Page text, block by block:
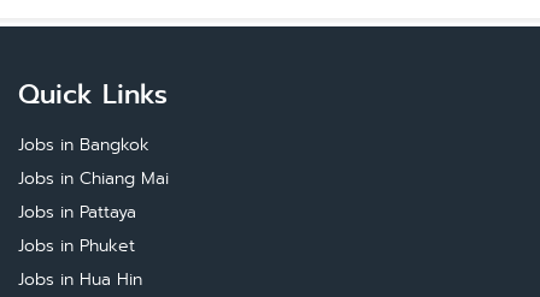
Quick Links
Jobs in Bangkok
Jobs in Chiang Mai
Jobs in Pattaya
Jobs in Phuket
Jobs in Hua Hin